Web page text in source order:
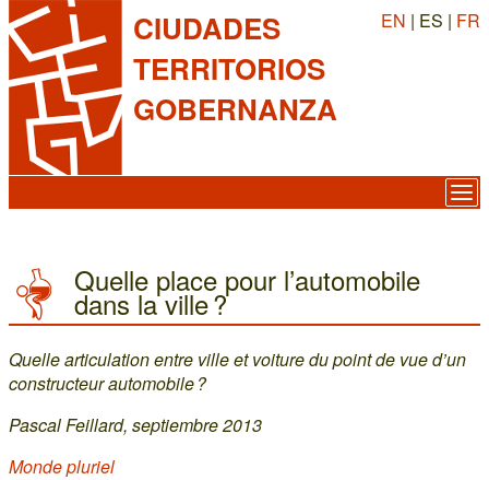
CIUDADES
TERRITORIOS
GOBERNANZA
EN | ES | FR
Quelle place pour l’automobile
dans la ville ?
Quelle articulation entre ville et voiture du point de vue d’un
constructeur automobile ?
Pascal Feillard, septiembre 2013
Monde pluriel